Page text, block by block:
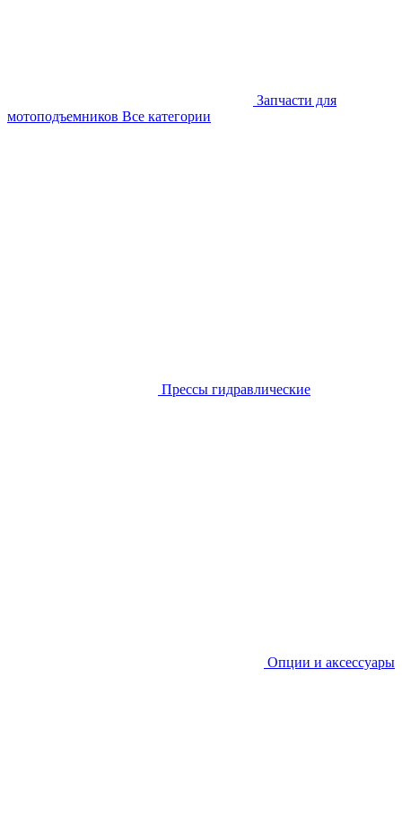
Запчасти для
мотоподъемников Все категории
Прессы гидравлические
Опции и аксессуары